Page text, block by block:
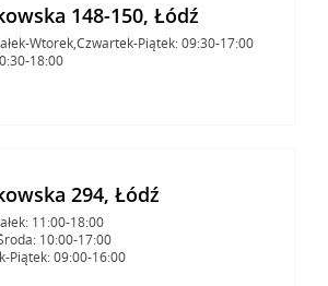
148-150, Łódź
Wtorek,Czwartek-Piątek: 09:30-17:00
18:00
294, Łódź
11:00-18:00
10:00-17:00
Piątek: 09:00-16:00